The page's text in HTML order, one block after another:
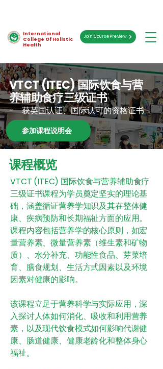
Join Course Preview
International
College Of Holistic
Health
VTCT (ITEC) 国际饮食与营
养辅助食疗三级证书
- 获英国认证、国际认可的资格证书
参加课程说明会
VTCT (ITEC) 国际饮食与营养辅助食疗
三级证书课程为学员奠定坚实的理论基
础，涵盖循证营养学知识及其在整体健
康、疾病预防和长期福祉方面的应用。
课程内容包括营养学的核心原则，如宏
量营养素、微量营养素（维生素和矿物
质）、水分补充、功能性食品、芽菜培
育、膳食规划、生活方式因素以及环境
因素对健康的影响。
该课程立足于营养科学与实际应用，深
入探讨人体如何消化、吸收和利用营养
素，以及现代饮食模式如何影响代谢健
康、肠道健康、健康老龄化和整体身心
福祉。
课程概览